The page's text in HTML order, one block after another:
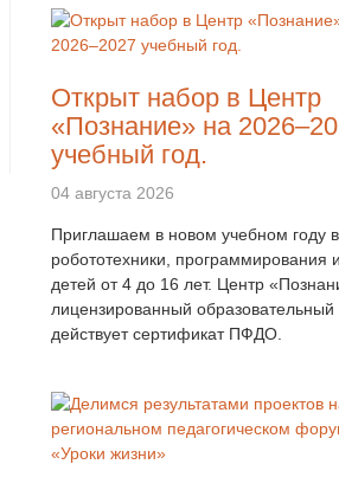
Открыт набор в Центр
«Познание» на
учебный год.
04 августа 2026
Приглашаем в новом учебном году
робототехники, программирования
детей от 4 до 16 лет. Центр
лицензированный образовательный
действует сертификат ПФДО.